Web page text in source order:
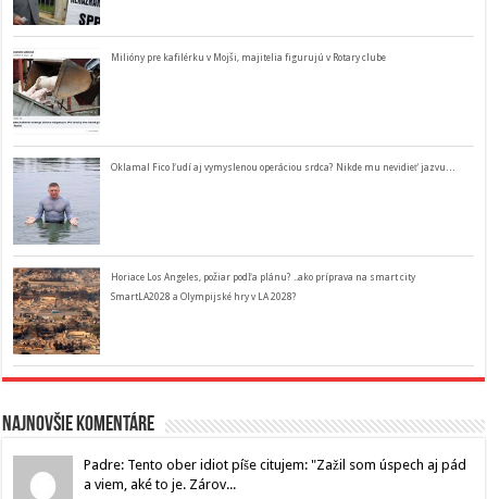
Milióny pre kafilérku v Mojši, majitelia figurujú v Rotary clube
Oklamal Fico ľudí aj vymyslenou operáciou srdca? Nikde mu nevidieť jazvu…
Horiace Los Angeles, požiar podľa plánu? ..ako príprava na smart city
SmartLA2028 a Olympijské hry v LA 2028?
Najnovšie komentáre
Padre: Tento ober idiot píše citujem: "Zažil som úspech aj pád
a viem, aké to je. Zárov...